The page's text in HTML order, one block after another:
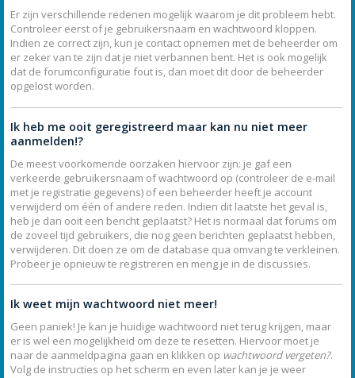
Er zijn verschillende redenen mogelijk waarom je dit probleem hebt.
Controleer eerst of je gebruikersnaam en wachtwoord kloppen.
Indien ze correct zijn, kun je contact opnemen met de beheerder om
er zeker van te zijn dat je niet verbannen bent. Het is ook mogelijk
dat de forumconfiguratie fout is, dan moet dit door de beheerder
opgelost worden.
Ik heb me ooit geregistreerd maar kan nu niet meer
aanmelden!?
De meest voorkomende oorzaken hiervoor zijn: je gaf een
verkeerde gebruikersnaam of wachtwoord op (controleer de e-mail
met je registratie gegevens) of een beheerder heeft je account
verwijderd om één of andere reden. Indien dit laatste het geval is,
heb je dan ooit een bericht geplaatst? Het is normaal dat forums om
de zoveel tijd gebruikers, die nog geen berichten geplaatst hebben,
verwijderen. Dit doen ze om de database qua omvang te verkleinen.
Probeer je opnieuw te registreren en meng je in de discussies.
Ik weet mijn wachtwoord niet meer!
Geen paniek! Je kan je huidige wachtwoord niet terug krijgen, maar
er is wel een mogelijkheid om deze te resetten. Hiervoor moet je
naar de aanmeldpagina gaan en klikken op wachtwoord vergeten?.
Volg de instructies op het scherm en even later kan je je weer